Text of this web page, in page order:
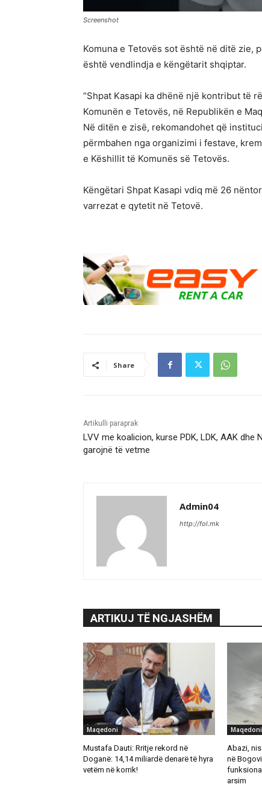
Screenshot
Komuna e Tetovës sot është në ditë zie,
është vendlindja e këngëtarit shqiptar.
“Shpat Kasapi ka dhënë një kontribut të
Komunën e Tetovës, në Republikën e
Në ditën e zisë, rekomandohet që
përmbahen nga organizimi i festave,
e Këshillit të Komunës së Tetovës.
Këngëtari Shpat Kasapi vdiq më 26
varrezat e qytetit në Tetovë.
Share
Artikulli paraprak
LVV me koalicion, kurse PDK, LDK, AAK dhe
garojnë të vetme
Admin04
http://fol.mk
ARTIKUJ TË NGJASHËM
Maqedoni
Mustafa Dauti: Rritje rekord në
Doganë: 14,14 miliardë denarë të hyra
vetëm në korrik!
Maqedoni
Abazi,
në
arsim